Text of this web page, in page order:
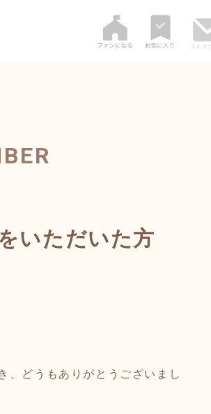
いただいた方
、どうもありがとうございまし